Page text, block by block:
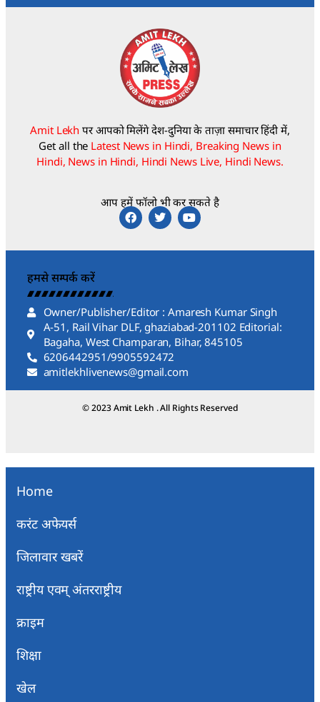
Amit Lekh पर आपको मिलेंगे देश-दुनिया के ताज़ा समाचार हिंदी में,
Get all the Latest News in Hindi, Breaking News in
Hindi, News in Hindi, Hindi News Live, Hindi News.
आप हमें फॉलो भी कर सकते है
हमसे सम्पर्क करें
Owner/Publisher/Editor : Amaresh Kumar Singh
A-51, Rail Vihar DLF, ghaziabad-201102 Editorial:
Bagaha, West Champaran, Bihar, 845105
6206442951/9905592472
amitlekhlivenews@gmail.com
© 2023 Amit Lekh . All Rights Reserved
Home
करंट अफेयर्स
जिलावार खबरें
राष्ट्रीय एवम् अंतरराष्ट्रीय
क्राइम
शिक्षा
खेल